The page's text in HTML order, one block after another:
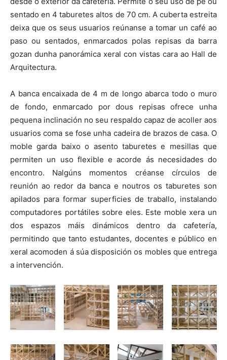
sentado en 4 taburetes altos de 70 cm. A cuberta estreita
deixa que os seus usuarios reúnanse a tomar un café ao
paso ou sentados, enmarcados polas repisas da barra
gozan dunha panorámica xeral con vistas cara ao Hall de
Arquitectura.
A banca encaixada de 4 m de longo abarca todo o muro
de fondo, enmarcado por dous repisas ofrece unha
pequena inclinación no seu respaldo capaz de acoller aos
usuarios coma se fose unha cadeira de brazos de casa. O
moble garda baixo o asento taburetes e mesillas que
permiten un uso flexible e acorde ás necesidades do
encontro. Nalgúns momentos créanse círculos de
reunión ao redor da banca e noutros os taburetes son
apilados para formar superficies de traballo, instalando
computadores portátiles sobre eles. Este moble xera un
dos espazos máis dinámicos dentro da cafetería,
permitindo que tanto estudantes, docentes e público en
xeral acomoden á súa disposición os mobles que entrega
a intervención.